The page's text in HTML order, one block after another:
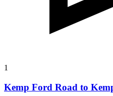
1
Kemp Ford Road to